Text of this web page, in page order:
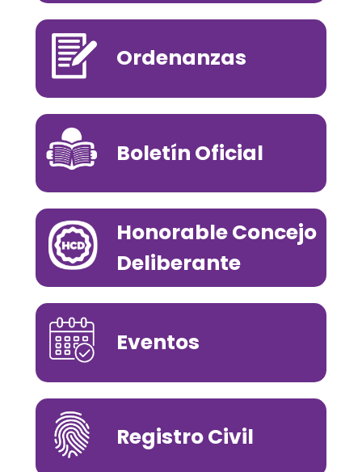
Ordenanzas
Boletín Oficial
Honorable Concejo
Deliberante
Eventos
Registro Civil